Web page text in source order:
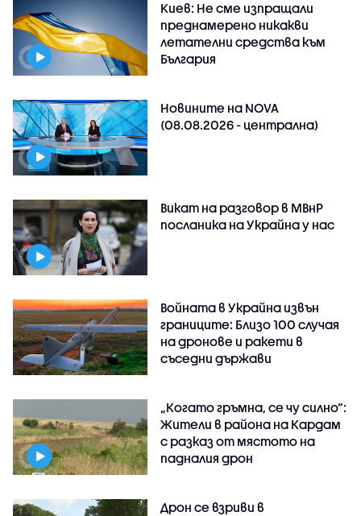
Киев: Не сме изпращали
преднамерено никакви
летателни средства към
България
Новините на NOVA
(08.08.2026 - централна)
Викат на разговор в МВнР
посланика на Украйна у нас
Войната в Украйна извън
границите: Близо 100 случая
на дронове и ракети в
съседни държави
„Когато гръмна, се чу силно“:
Жители в района на Кардам
с разказ от мястото на
падналия дрон
Дрон се взриви в